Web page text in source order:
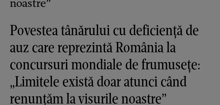
Povestea tânărului cu deficiență de
auz care reprezintă România la
concursuri mondiale de frumusețe:
„Limitele există doar atunci când
renunțăm la visurile noastre”